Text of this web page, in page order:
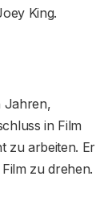
King.
Jahren,
in Film
zu arbeiten. Er
zu drehen.